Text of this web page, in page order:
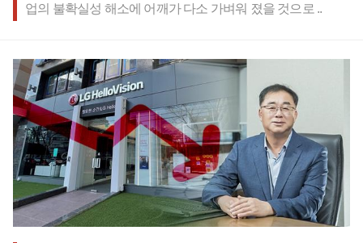
업의 불확실성 해소에 어깨가 다소 가벼워 졌을 것으로 ..